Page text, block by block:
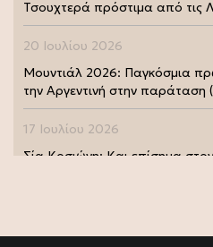
Τσουχτερά πρόστιμα από τις
20 Ιουλίου 2026
Μουντιάλ 2026: Παγκόσμια
την Αργεντινή στην παράταση
17 Ιουλίου 2026
Σία Κοσιώνη: Και επίσημα
της Μάρως Κοντού (photo)